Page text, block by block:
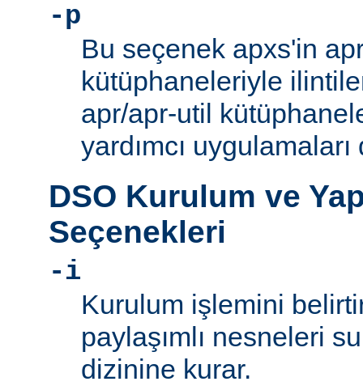
-p
Bu seçenek apxs'in
kütüphaneleriyle
apr/apr-util
yardımcı
DSO Kurulum ve
Seçenekleri
-i
Kurulum işlemini
paylaşımlı nesneleri
dizinine kurar.